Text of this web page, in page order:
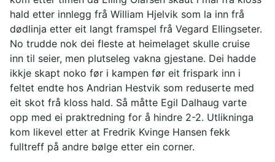
hald etter innlegg frå William Hjelvik som la inn frå
dødlinja etter eit langt framspel frå Vegard Ellingseter.
No trudde nok dei fleste at heimelaget skulle cruise
inn til seier, men plutseleg vakna gjestane. Dei hadde
ikkje skapt noko før i kampen før eit frispark inn i
feltet endte hos Andrian Hestvik som reduserte med
eit skot frå kloss hald. Så måtte Egil Dalhaug varte
opp med ei praktredning for å hindre 2-2. Utlikninga
kom likevel etter at Fredrik Kvinge Hansen fekk
fulltreff på andre bølge etter ein corner.